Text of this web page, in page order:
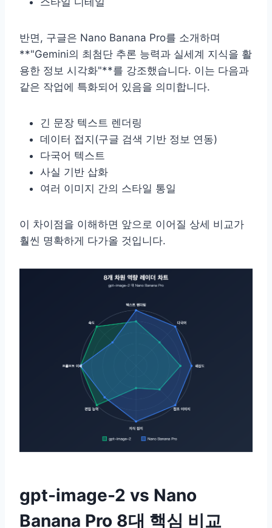
반면, 구글은 Nano Banana Pro를 소개하며
**"Gemini의 최첨단 추론 능력과 실세계 지식을 활
용한 정보 시각화"**를 강조했습니다. 이는 다음과
같은 작업에 특화되어 있음을 의미합니다.
긴 문장 텍스트 렌더링
데이터 접지(구글 검색 기반 정보 연동)
다국어 텍스트
사실 기반 삽화
여러 이미지 간의 스타일 통일
이 차이점을 이해하면 앞으로 이어질 상세 비교가
훨씬 명확하게 다가올 것입니다.
gpt-image-2 vs Nano
Banana Pro 8대 핵심 비교